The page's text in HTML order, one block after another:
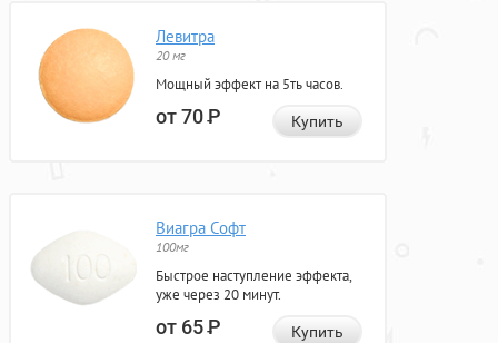
Левитра
20 мг
Мощный эффект на 5ть часов.
от 70Р Купить
Виагра Софт
100мг
Быстрое наступление эффекта,
уже через 20 минут.
от 65Р Купить